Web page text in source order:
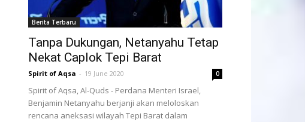
Berita Terbaru
Tanpa Dukungan, Netanyahu Tetap
Nekat Caplok Tepi Barat
Spirit of Aqsa - 19 June 2020 0
Spirit of Aqsa, Al-Quds - Perdana Menteri Israel,
Benjamin Netanyahu berjanji akan meloloskan
rencana aneksasi wilayah Tepi Barat dalam